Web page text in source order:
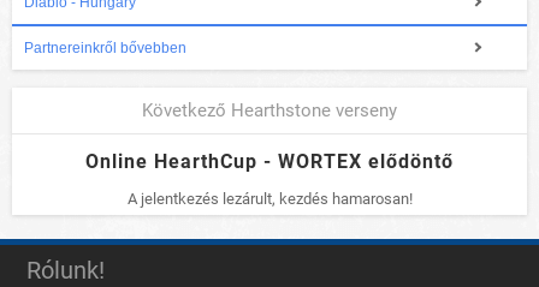
Partnereinkről bővebben
Következő Hearthstone verseny
Online HearthCup - WORTEX elődöntő
A jelentkezés lezárult, kezdés hamarosan!
Rólunk!